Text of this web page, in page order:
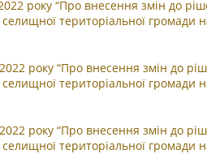
року “Про внесення змін до
територіальної громади
року “Про внесення змін до
територіальної громади
року “Про внесення змін до
територіальної громади